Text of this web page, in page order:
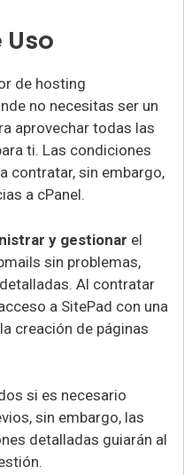
de hosting
no necesitas ser un
aprovechar todas las
ti. Las condiciones
contratar, sin embargo,
a cPanel.
y gestionar el
sin problemas,
Al contratar
a SitePad con una
creación de páginas
si es necesario
sin embargo, las
detalladas guiarán al